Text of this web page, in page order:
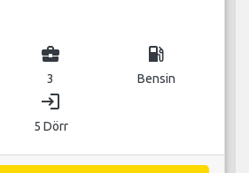
business_center
3
local_gas_station
Bensin
login
5 Dörr